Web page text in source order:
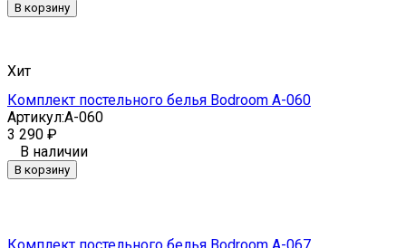
В корзину
Хит
Комплект постельного белья Bodroom A-060
Артикул:A-060
3 290 ₽
В наличии
В корзину